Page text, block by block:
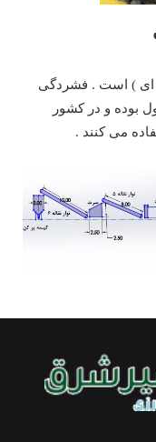
ای ) است . فشردگی
بوده و در کشور
می کنند .